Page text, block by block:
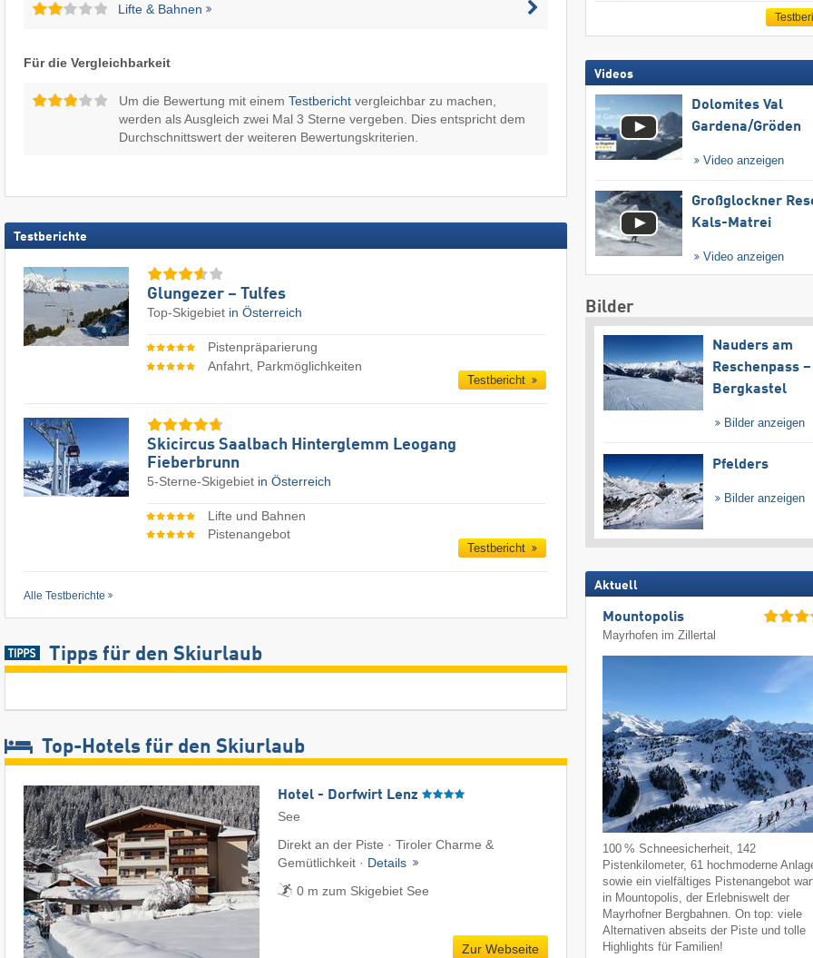
Lifte & Bahnen
Für die Vergleichbarkeit
Um die Bewertung mit einem Testberichtvergleichbar zu machen,
werden als Ausgleich zwei Mal 3 Sterne vergeben. Dies entspricht dem
Durchschnittswert der weiteren Bewertungskriterien.
Testberichte
Glungezer – Tulfes
Top-Skigebiet in Österreich
Pistenpräparierung
Anfahrt, Parkmöglichkeiten
Testbericht
Skicircus Saalbach Hinterglemm Leogang
Fieberbrunn
5-Sterne-Skigebiet in Österreich
Lifte und Bahnen
Pistenangebot
Testbericht
Alle Testberichte
Tipps für den Skiurlaub
Top-Hotels für den Skiurlaub
Hotel - Dorfwirt Lenz
See
Direkt an der Piste · Tiroler Charme &
Gemütlichkeit · Details
0 m zum Skigebiet See
Zur Webseite
Videos
Dolomites Val
Gardena/​Gröden
Video anzeigen
Großglockner
Kals-Matrei
Video anzeigen
Bilder
Nauders am
Reschenpass –
Bergkastel
Bilder anzeigen
Pfelders
Bilder anzeigen
Aktuell
Mountopolis
Mayrhofen im Zillertal
100 % Schneesicherheit, 142
Pistenkilometer, 61 hochmoderne
sowie ein vielfältiges Pistenangebot
in Mountopolis, der Erlebniswelt der
Mayrhofner Bergbahnen. On top: viele
Alternativen abseits der Piste und tolle
Highlights für Familien!